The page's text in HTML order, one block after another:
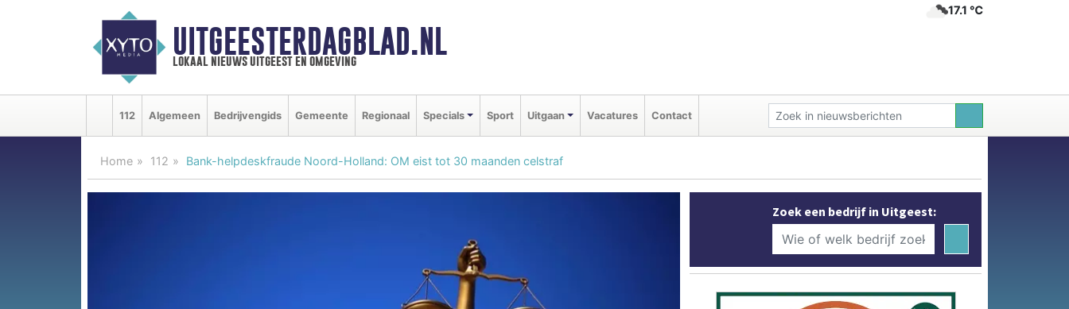
UITGEESTERDAGBLAD.NL
lokaal nieuws uitgeest en omgeving
17.1 ℃
112 Algemeen Bedrijvengids Gemeente Regionaal Specials Sport Uitgaan Vacatures Contact
Home 112 Bank-helpdeskfraude Noord-Holland: OM eist tot 30 maanden celstraf
Zoek een bedrijf in Uitgeest: